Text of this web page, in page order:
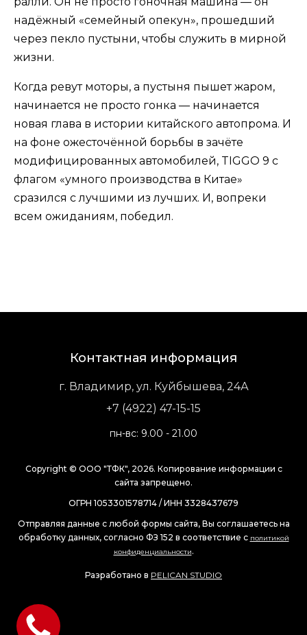
надёжный «семейный опекун», прошедший
через пекло пустыни, чтобы служить в мирной
жизни.
Когда ревут моторы, а пустыня пышет жаром,
начинается не просто гонка — начинается
новая глава в истории китайского автопрома. И
на фоне ожесточённой борьбы в зачёте
модифицированных автомобилей, TIGGO 9 с
флагом «умного производства в Китае»
сразился с лучшими из лучших. И, вопреки
всем ожиданиям, победил.
Контактная информация
г. Владимир, ул. Куйбышева, 24А
+7 (4922) 47-15-15
пн-вс: 9.00 - 21.00
Copyright © ООО "ТФК", 2026. Копирование информации с
сайта запрещено.
ОГРН 1053301578714 / ИНН 3328437679
Отправляя данные с любой формы сайта, Вы соглашаетесь на
обработку данных, согласно ФЗ 152 в соответствие с политикой
конфиденциальности.
Разработано в PELICAN STUDIO